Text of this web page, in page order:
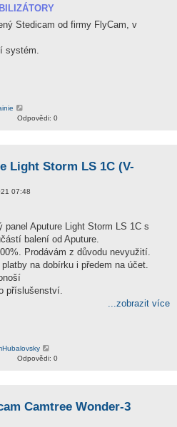
Stedicam od firmy FlyCam, v
systém.
Odpovědi: 0
Light Storm LS 1C (V-
07:48
panel Aputure Light Storm LS 1C s
balení od Aputure.
Prodávám z důvodu nevyužití.
na dobírku i předem na účet.
příslušenství.
...zobrazit více
Odpovědi: 0
Camtree Wonder-3